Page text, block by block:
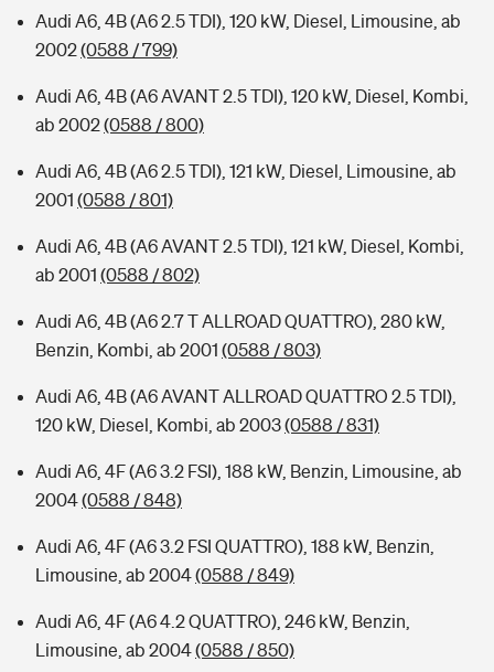
Audi A6, 4B (A6 2.5 TDI), 120 kW, Diesel, Limousine, ab
2002(0588 / 799)
Audi A6, 4B (A6 AVANT 2.5 TDI), 120 kW, Diesel, Kombi,
ab 2002(0588 / 800)
Audi A6, 4B (A6 2.5 TDI), 121 kW, Diesel, Limousine, ab
2001 (0588 / 801)
Audi A6, 4B (A6 AVANT 2.5 TDI), 121 kW, Diesel, Kombi,
ab 2001 (0588 / 802)
Audi A6, 4B (A6 2.7 T ALLROAD QUATTRO), 280 kW,
Benzin, Kombi, ab 2001 (0588 / 803)
Audi A6, 4B (A6 AVANT ALLROAD QUATTRO 2.5 TDI),
120 kW, Diesel, Kombi, ab 2003(0588 / 831)
Audi A6, 4F (A6 3.2 FSI), 188 kW, Benzin, Limousine, ab
2004(0588 / 848)
Audi A6, 4F (A6 3.2 FSI QUATTRO), 188 kW, Benzin,
Limousine, ab 2004(0588 / 849)
Audi A6, 4F (A6 4.2 QUATTRO), 246 kW, Benzin,
Limousine, ab 2004(0588 / 850)